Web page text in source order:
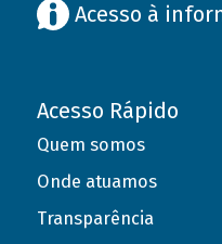
Acesso à
Acesso Rápido
Quem somos
Onde atuamos
Transparência